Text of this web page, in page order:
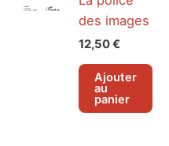
des images
12,50€
Ajouter
au
panier